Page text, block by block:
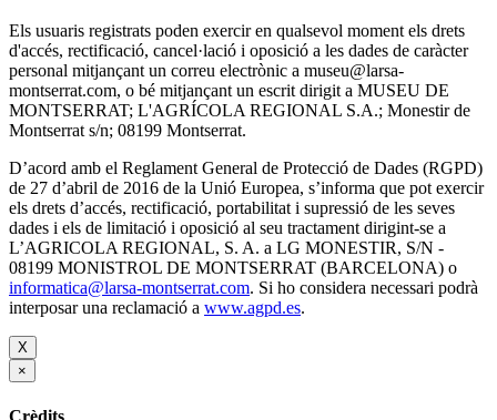
Els usuaris registrats poden exercir en qualsevol moment els drets
d'accés, rectificació, cancel·lació i oposició a les dades de caràcter
personal mitjançant un correu electrònic a museu@larsa-
montserrat.com, o bé mitjançant un escrit dirigit a MUSEU DE
MONTSERRAT; L'AGRÍCOLA REGIONAL S.A.; Monestir de
Montserrat s/n; 08199 Montserrat.
D’acord amb el Reglament General de Protecció de Dades (RGPD)
de 27 d’abril de 2016 de la Unió Europea, s’informa que pot exercir
els drets d’accés, rectificació, portabilitat i supressió de les seves
dades i els de limitació i oposició al seu tractament dirigint-se a
L’AGRICOLA REGIONAL, S. A. a LG MONESTIR, S/N -
08199 MONISTROL DE MONTSERRAT (BARCELONA) o
informatica@larsa-montserrat.com. Si ho considera necessari podrà
interposar una reclamació a www.agpd.es.
X
×
Crèdits